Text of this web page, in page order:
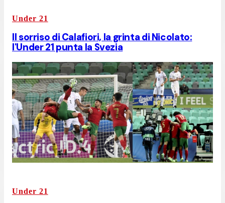
Under 21
Il sorriso di Calafiori, la grinta di Nicolato:
l'Under 21 punta la Svezia
Under 21